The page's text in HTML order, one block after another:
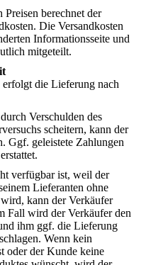
Preisen berechnet der
Die Versandkosten
Informationsseite und
mitgeteilt.
die Lieferung nach
Verschulden des
scheitern, kann der
Ggf. geleistete Zahlungen
verfügbar ist, weil der
Lieferanten ohne
kann der Verkäufer
Fall wird der Verkäufer den
ihm ggf. die Lieferung
Wenn kein
oder der Kunde keine